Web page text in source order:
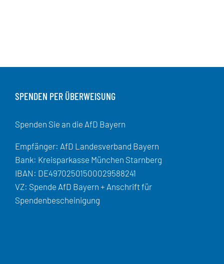
SPENDEN PER ÜBERWEISUNG
Spenden Sie an die AfD Bayern
Empfänger: AfD Landesverband Bayern
Bank: Kreisparkasse München Starnberg
IBAN: DE49702501500029588241
VZ: Spende AfD Bayern + Anschrift für
Spendenbescheinigung